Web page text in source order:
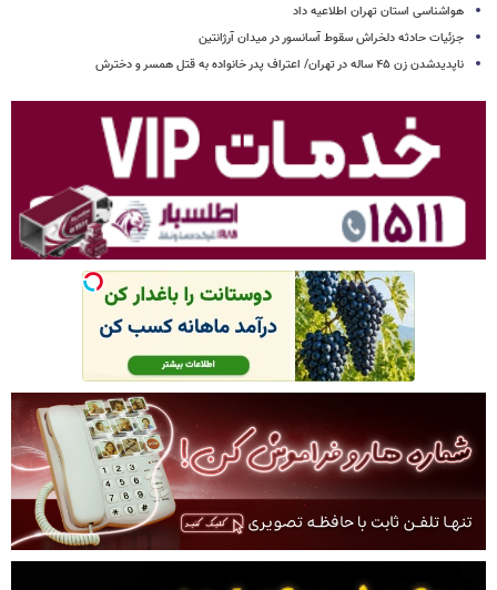
هواشناسی استان تهران اطلاعیه داد
جزئیات حادثه دلخراش سقوط آسانسور در میدان آرژانتین
ناپدیدشدن زن ۴۵ ساله در تهران/ اعتراف پدر خانواده به قتل همسر و دخترش